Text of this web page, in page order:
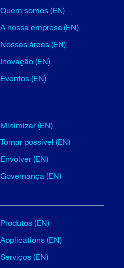
Quem somos (EN)
A nossa empresa (EN)
Nossas áreas (EN)
Inovação (EN)
Eventos (EN)
Minimizar (EN)
Tornar possível (EN)
Envolver (EN)
Governança (EN)
Produtos (EN)
Applications (EN)
Serviços (EN)